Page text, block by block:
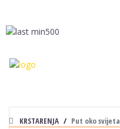
KRSTARENJA Put oko svijeta